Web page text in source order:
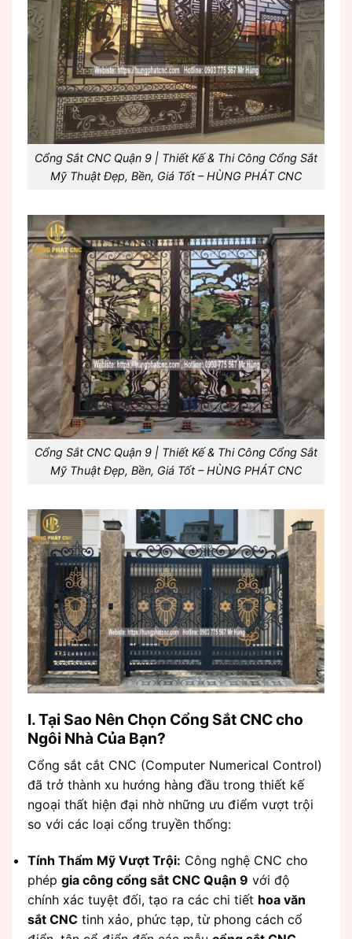
Cổng Sắt CNC Quận 9 | Thiết Kế & Thi Công Cổng Sắt
Mỹ Thuật Đẹp, Bền, Giá Tốt – HÙNG PHÁT CNC
Cổng Sắt CNC Quận 9 | Thiết Kế & Thi Công Cổng Sắt
Mỹ Thuật Đẹp, Bền, Giá Tốt – HÙNG PHÁT CNC
I. Tại Sao Nên Chọn Cổng Sắt CNC cho
Ngôi Nhà Của Bạn?
Cổng sắt cắt CNC (Computer Numerical Control)
đã trở thành xu hướng hàng đầu trong thiết kế
ngoại thất hiện đại nhờ những ưu điểm vượt trội
so với các loại cổng truyền thống:
Tính Thẩm Mỹ Vượt Trội: Công nghệ CNC cho
phép gia công cổng sắt CNC Quận 9 với độ
chính xác tuyệt đối, tạo ra các chi tiết hoa văn
sắt CNC tinh xảo, phức tạp, từ phong cách cổ